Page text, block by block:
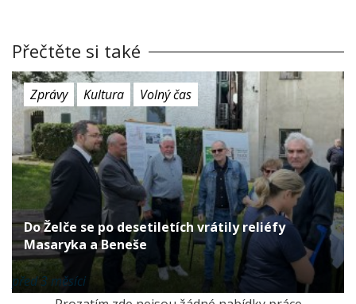
Přečtěte si také
Zprávy Kultura Volný čas
Do Želče se po desetiletích vrátily reliéfy
Masaryka a Beneše
před 3 měsíci